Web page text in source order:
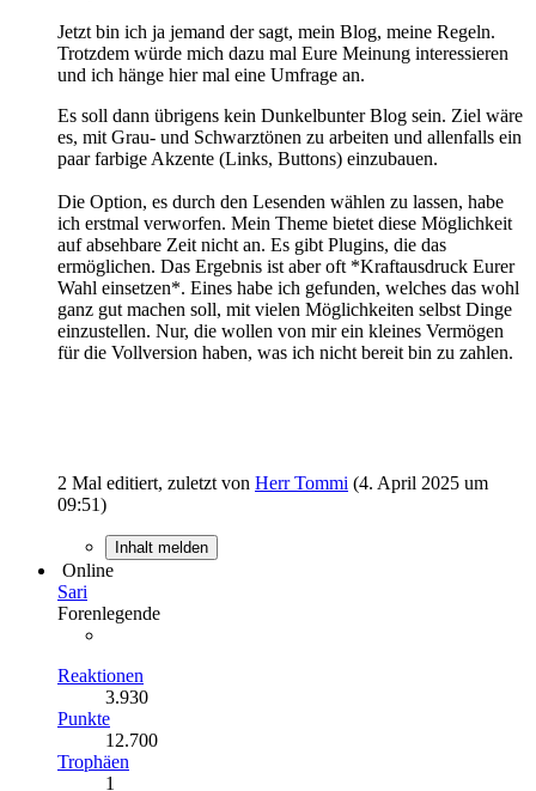
Jetzt bin ich ja jemand der sagt, mein Blog, meine Regeln.
Trotzdem würde mich dazu mal Eure Meinung interessieren
und ich hänge hier mal eine Umfrage an.
Es soll dann übrigens kein Dunkelbunter Blog sein. Ziel wäre
es, mit Grau- und Schwarztönen zu arbeiten und allenfalls ein
paar farbige Akzente (Links, Buttons) einzubauen.
Die Option, es durch den Lesenden wählen zu lassen, habe
ich erstmal verworfen. Mein Theme bietet diese Möglichkeit
auf absehbare Zeit nicht an. Es gibt Plugins, die das
ermöglichen. Das Ergebnis ist aber oft *Kraftausdruck Eurer
Wahl einsetzen*. Eines habe ich gefunden, welches das wohl
ganz gut machen soll, mit vielen Möglichkeiten selbst Dinge
einzustellen. Nur, die wollen von mir ein kleines Vermögen
für die Vollversion haben, was ich nicht bereit bin zu zahlen.
2 Mal editiert, zuletzt von Herr Tommi (4. April 2025 um
09:51)
Inhalt melden
Online
Sari
Forenlegende
Reaktionen
3.930
Punkte
12.700
Trophäen
1